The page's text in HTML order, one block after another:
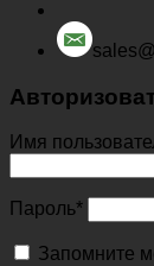
Имя
Пароль*
Запомните